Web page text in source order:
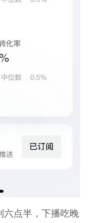
六点半，下播吃晚